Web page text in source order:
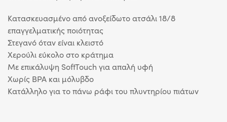
Κατασκευασμένο από ανοξείδωτο ατσάλι 18/8
επαγγελματικής ποιότητας
Στεγανό όταν είναι κλειστό
Χερούλι εύκολο στο κράτημα
Με επικάλυψη SoftTouch για απαλή υφή
Χωρίς BPA και μόλυβδo
Κατάλληλο για το πάνω ράφι του πλυντηρίου πιάτων